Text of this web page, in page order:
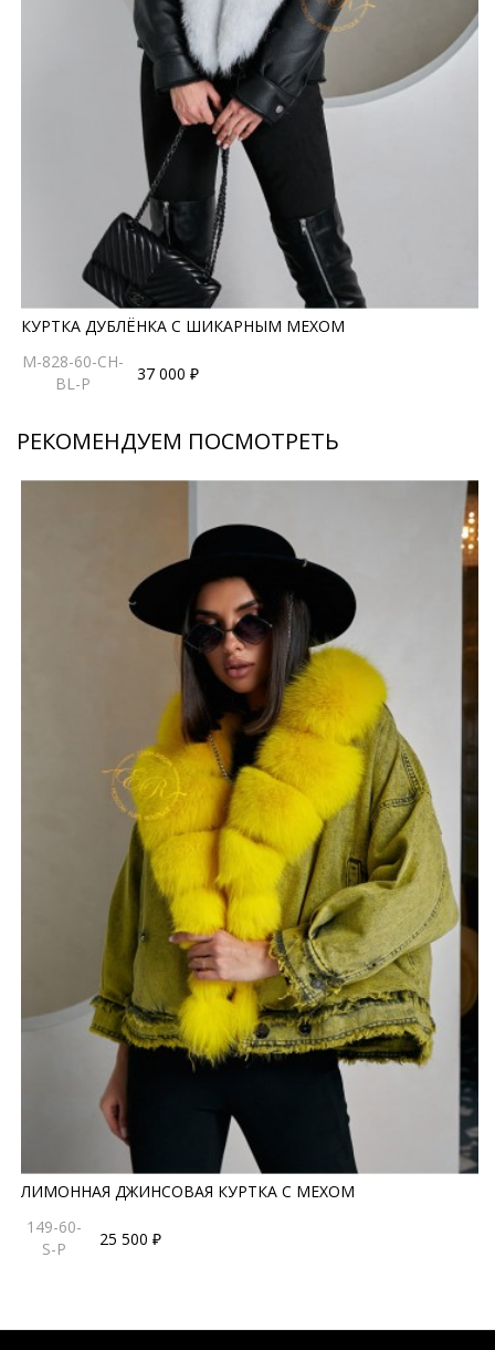
КУРТКА ДУБЛЁНКА С ШИКАРНЫМ МЕХОМ
M-828-60-CH-
BL-P
37 000 ₽
РЕКОМЕНДУЕМ ПОСМОТРЕТЬ
ЛИМОННАЯ ДЖИНСОВАЯ КУРТКА С МЕХОМ
149-60-
S-P
25 500 ₽